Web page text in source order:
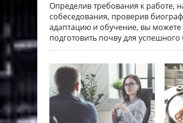
Определив требования к работе,
собеседования, проверив
адаптацию и обучение, вы можете
подготовить почву для успешного